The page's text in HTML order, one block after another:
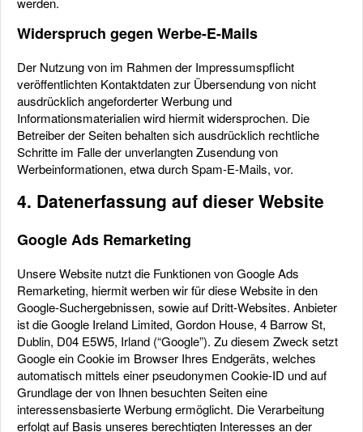
Widerspruch gegen Werbe-E-Mails
Der Nutzung von im Rahmen der Impressumspflicht
veröffentlichten Kontaktdaten zur Übersendung von nicht
ausdrücklich angeforderter Werbung und
Informationsmaterialien wird hiermit widersprochen. Die
Betreiber der Seiten behalten sich ausdrücklich rechtliche
Schritte im Falle der unverlangten Zusendung von
Werbeinformationen, etwa durch Spam-E-Mails, vor.
4. Datenerfassung auf dieser Website
Google Ads Remarketing
Unsere Website nutzt die Funktionen von Google Ads
Remarketing, hiermit werben wir für diese Website in den
Google-Suchergebnissen, sowie auf Dritt-Websites. Anbieter
ist die Google Ireland Limited, Gordon House, 4 Barrow St,
Dublin, D04 E5W5, Irland (“Google”). Zu diesem Zweck setzt
Google ein Cookie im Browser Ihres Endgeräts, welches
automatisch mittels einer pseudonymen Cookie-ID und auf
Grundlage der von Ihnen besuchten Seiten eine
interessensbasierte Werbung ermöglicht. Die Verarbeitung
erfolgt auf Basis unseres berechtigten Interesses an der